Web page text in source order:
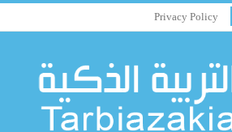
Privacy Policy